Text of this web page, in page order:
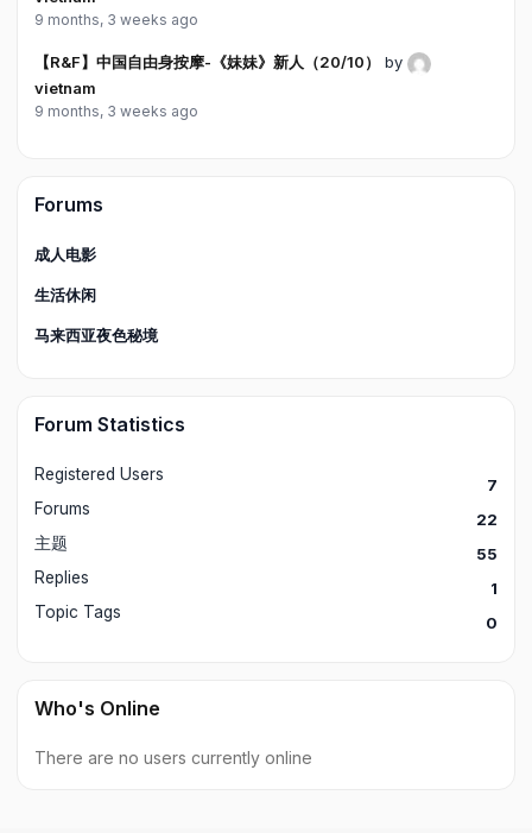
9 months, 3 weeks ago
【R&F】中国自由身按摩-《妹妹》新人（20/10）
by
vietnam
9 months, 3 weeks ago
Forums
成人电影
生活休闲
马来西亚夜色秘境
Forum Statistics
Registered Users
7
Forums
22
主题
55
Replies
1
Topic Tags
0
Who's Online
There are no users currently online